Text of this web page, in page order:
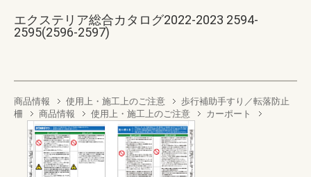
エクステリア総合カタログ2022-2023 2594-
2595(2596-2597)
商品情報 使用上・施工上のご注意
歩行補助手すり／転落防止
柵
商品情報 使用上・施工上のご注意 カーポート